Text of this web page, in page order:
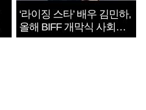
‘라이징 스타’ 배우 김민하,
올해 BIFF 개막식 사회자
확정